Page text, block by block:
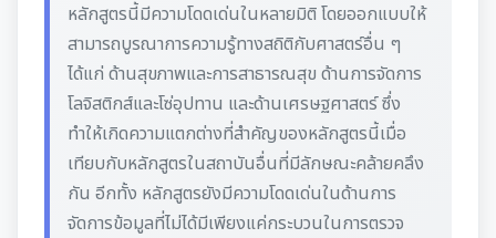
หลักสูตรนี้มีความโดดเด่นในหลายมิติ โดยออกแบบให้
สามารถบูรณาการความรู้ทางสถิติกับศาสตร์อื่น ๆ
ได้แก่ ด้านสุขภาพและการสาธารณสุข ด้านการจัดการ
โลจิสติกส์และโซ่อุปทาน และด้านเศรษฐศาสตร์ ซึ่ง
ทำให้เกิดความแตกต่างที่สำคัญของหลักสูตรนี้เมื่อ
เทียบกับหลักสูตรในสถาบันอื่นที่มีลักษณะคล้ายคลึง
กัน อีกทั้ง หลักสูตรยังมีความโดดเด่นในด้านการ
จัดการข้อมูลที่ไม่ได้มีเพียงแค่กระบวนในการตรวจ